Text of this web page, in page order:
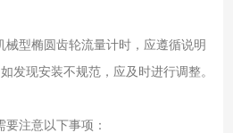
型椭圆齿轮流量计时，应遵循说明
发现安装不规范，应及时进行调整。
注意以下事项：